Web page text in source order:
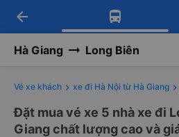
Tải app Vexere
Nhận ưu đãi thành
Tải app Vexere
-30k/ghế khi đặt vé
arrow_back
Hà Giang Long Biên
Vé xe khách xe đi Hà Nội từ Hà Giang
Đặt mua vé xe 5 nhà xe đi
Giang chất lượng cao và